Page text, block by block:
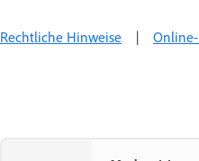
Rechtliche Hinweise |